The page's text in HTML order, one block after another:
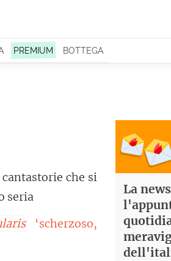
PREMIUM BOTTEGA
che si
seria
‘scherzoso,
La